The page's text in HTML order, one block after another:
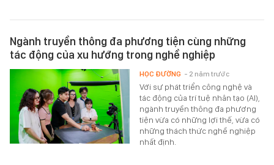
Ngành truyền thông đa phương tiện cùng những
tác động của xu hướng trong nghề nghiệp
Với sự phát triển công nghệ và
tác động của trí tuệ nhân tạo (AI),
ngành truyền thông đa phương
tiện vừa có những lợi thế, vừa có
những thách thức nghề nghiệp
nhất định.
HỌC ĐƯỜNG - 2 năm trước